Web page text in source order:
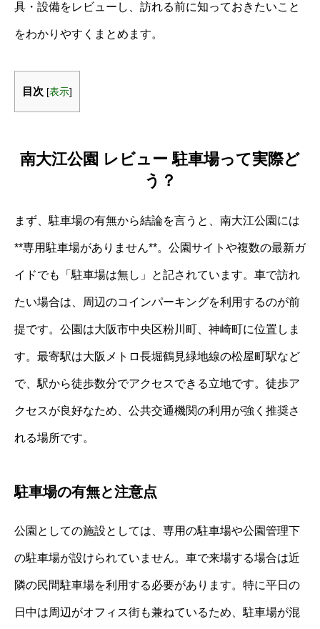
具・設備をレビューし、訪れる前に知っておきたいこと
をわかりやすくまとめます。
目次 [表示]
南大江公園 レビュー 駐車場って実際ど
う？
まず、駐車場の有無から結論を言うと、南大江公園には
**専用駐車場がありません**。公園サイトや複数の最新ガ
イドでも「駐車場は無し」と記されています。車で訪れ
たい場合は、周辺のコインパーキングを利用するのが前
提です。公園は大阪市中央区粉川町、神崎町に位置しま
す。最寄駅は大阪メトロ長堀鶴見緑地線の松屋町駅など
で、駅から徒歩数分でアクセスできる立地です。徒歩ア
クセスが良好なため、公共交通機関の利用が強く推奨さ
れる場所です。
駐車場の有無と注意点
公園としての施設としては、専用の駐車場や公園管理下
の駐車場が設けられていません。車で来場する場合は近
隣の民間駐車場を利用する必要があります。特に平日の
日中は周辺がオフィス街も兼ねているため、駐車場が混